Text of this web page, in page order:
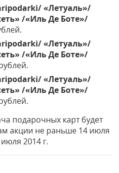
«Летуаль»/
/«Иль Де Боте»/
«Летуаль»/
/«Иль Де Боте»/
«Летуаль»/
/«Иль Де Боте»/
подарочных карт будет
акции не раньше 14 июля
2014 г.